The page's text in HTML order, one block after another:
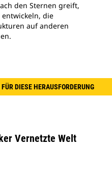
den Sternen greift,
die
auf anderen
DIESE HERAUSFORDERUNG
Vernetzte Welt